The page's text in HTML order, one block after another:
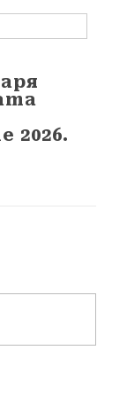
2026.